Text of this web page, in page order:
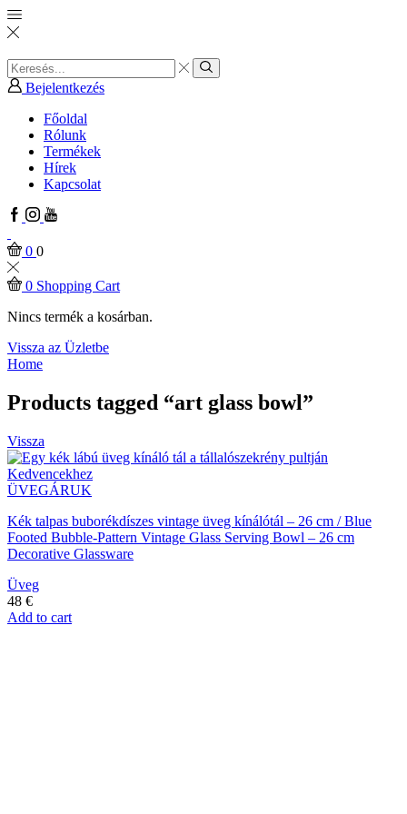
Search
input
Search
Bejelentkezés
Főoldal
Rólunk
Termékek
Hírek
Kapcsolat
Facebook
Instagram
Youtube
0 0
0 Shopping Cart
Nincs termék a kosárban.
Vissza az Üzletbe
Home
Products tagged “art glass bowl”
Vissza
Kedvencekhez
ÜVEGÁRUK
Kék talpas buborékdíszes vintage üveg kínálótál – 26 cm / Blue
Footed Bubble-Pattern Vintage Glass Serving Bowl – 26 cm
Decorative Glassware
Üveg
48 €
Add to cart